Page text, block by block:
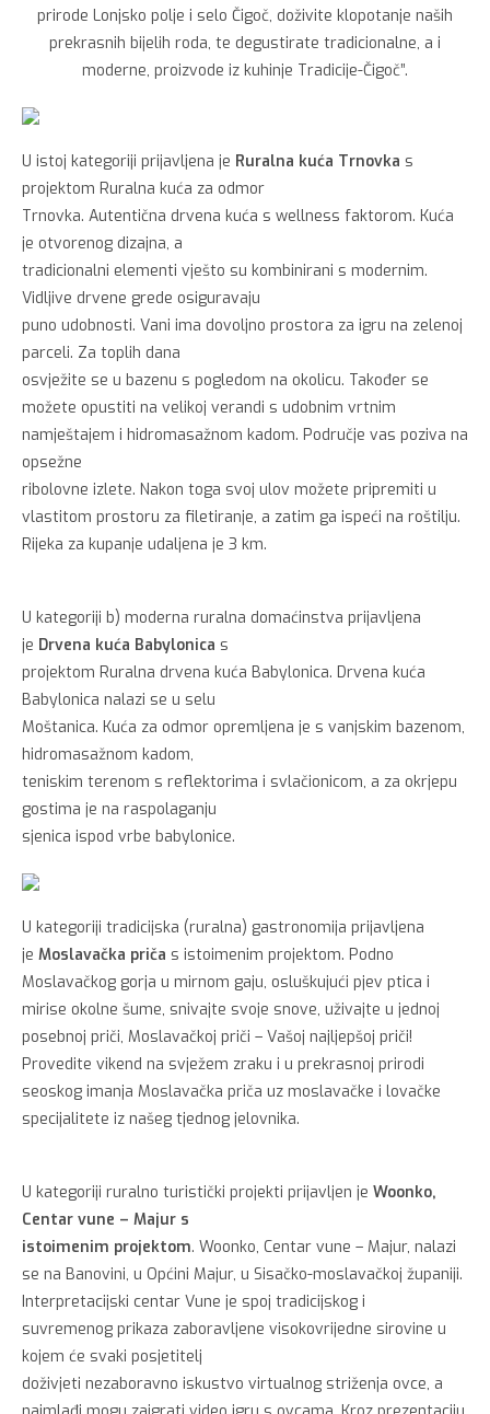
prirode Lonjsko polje i selo Čigoč, doživite klopotanje naših
prekrasnih bijelih roda, te degustirate tradicionalne, a i
moderne, proizvode iz kuhinje Tradicije-Čigoč”.
U istoj kategoriji prijavljena je Ruralna kuća Trnovka s
projektom Ruralna kuća za odmor
Trnovka. Autentična drvena kuća s wellness faktorom. Kuća
je otvorenog dizajna, a
tradicionalni elementi vješto su kombinirani s modernim.
Vidljive drvene grede osiguravaju
puno udobnosti. Vani ima dovoljno prostora za igru na zelenoj
parceli. Za toplih dana
osvježite se u bazenu s pogledom na okolicu. Također se
možete opustiti na velikoj verandi s udobnim vrtnim
namještajem i hidromasažnom kadom. Područje vas poziva na
opsežne
ribolovne izlete. Nakon toga svoj ulov možete pripremiti u
vlastitom prostoru za filetiranje, a zatim ga ispeći na roštilju.
Rijeka za kupanje udaljena je 3 km.
U kategoriji b) moderna ruralna domaćinstva prijavljena
je Drvena kuća Babylonica s
projektom Ruralna drvena kuća Babylonica. Drvena kuća
Babylonica nalazi se u selu
Moštanica. Kuća za odmor opremljena je s vanjskim bazenom,
hidromasažnom kadom,
teniskim terenom s reflektorima i svlačionicom, a za okrjepu
gostima je na raspolaganju
sjenica ispod vrbe babylonice.
U kategoriji tradicijska (ruralna) gastronomija prijavljena
je Moslavačka priča s istoimenim projektom. Podno
Moslavačkog gorja u mirnom gaju, osluškujući pjev ptica i
mirise okolne šume, snivajte svoje snove, uživajte u jednoj
posebnoj priči, Moslavačkoj priči – Vašoj najljepšoj priči!
Provedite vikend na svježem zraku i u prekrasnoj prirodi
seoskog imanja Moslavačka priča uz moslavačke i lovačke
specijalitete iz našeg tjednog jelovnika.
U kategoriji ruralno turistički projekti prijavljen je Woonko,
Centar vune – Majur s
istoimenim projektom. Woonko, Centar vune – Majur, nalazi
se na Banovini, u Općini Majur, u Sisačko-moslavačkoj županiji.
Interpretacijski centar Vune je spoj tradicijskog i
suvremenog prikaza zaboravljene visokovrijedne sirovine u
kojem će svaki posjetitelj
doživjeti nezaboravno iskustvo virtualnog striženja ovce, a